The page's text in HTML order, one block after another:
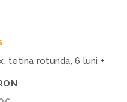
tetina rotunda, 6 luni +